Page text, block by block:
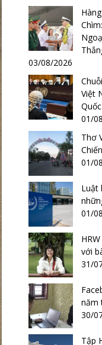
03/08/2026
Việt
01/
Thơ
01/
Luật
01/
với
31/
năm
30/
Tập